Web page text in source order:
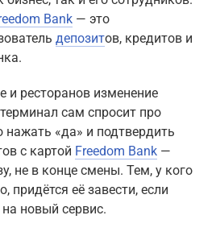
Bank — это
депозитов, кредитов и
и ресторанов изменение
сам спросит про
«да» и подтвердить
с картой Freedom Bank —
не в конце смены. Тем, у кого
придётся её завести, если
новый сервис.